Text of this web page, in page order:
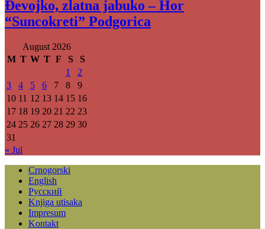
Đevojko, zlatna jabuko – Hor
“Suncokreti” Podgorica
August 2026
M T W T F S
S
1
2
3
4 5 6 7 8
9
10 11 12 13 14 15 16
17 18 19 20 21 22 23
24 25 26 27 28 29 30
31
« Jul
Crnogorski
English
Русский
Knjiga utisaka
Impresum
Kontakt